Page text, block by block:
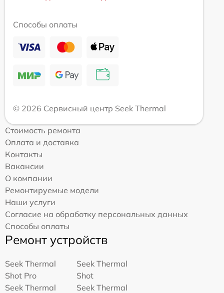
Способы оплаты
© 2026 Сервисный центр Seek Thermal
Стоимость ремонта
Оплата и доставка
Контакты
Вакансии
О компании
Ремонтируемые модели
Наши услуги
Согласие на обработку персональных данных
Способы оплаты
Ремонт устройств
Seek Thermal
Shot Pro
Seek Thermal
Shot
Seek Thermal
Seek Thermal